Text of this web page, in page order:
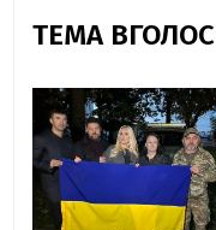
ТЕМА ВГОЛОС